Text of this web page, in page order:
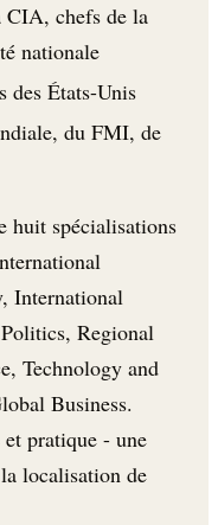
CIA, chefs de la
nationale
des États-Unis
du FMI, de
huit spécialisations
International
Regional
Technology and
Business.
pratique - une
localisation de